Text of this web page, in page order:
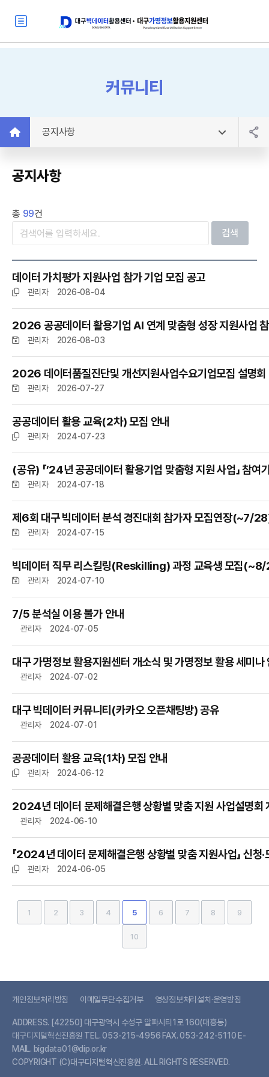
커뮤니티
공지사항
공지사항
총 99건
검색
데이터 가치평가 지원사업 참가 기업 모집 공고
관리자 2026-08-04
2026 공공데이터 활용기업 AI 연계 맞춤형 성장 지원사업
관리자 2026-08-03
2026 데이터품질진단및 개선지원사업수요기업모집 설명회
관리자 2026-07-27
공공데이터 활용 교육(2차) 모집 안내
관리자 2024-07-23
(공유) 「’24년 공공데이터 활용기업 맞춤형 지원 사업」 참여
관리자 2024-07-18
제6회 대구 빅데이터 분석 경진대회 참가자 모집연장(~7/
관리자 2024-07-15
빅데이터 직무 리스킬링(Reskilling) 과정 교육생 모집
관리자 2024-07-10
7/5 분석실 이용 불가 안내
관리자 2024-07-05
대구 가명정보 활용지원센터 개소식 및 가명정보 활용 세미나
관리자 2024-07-02
대구 빅데이터 커뮤니티(카카오 오픈채팅방) 공유
관리자 2024-07-01
공공데이터 활용 교육(1차) 모집 안내
관리자 2024-06-12
2024년 데이터 문제해결은행 상황별 맞춤 지원 사업설명회
관리자 2024-06-10
「2024년 데이터 문제해결은행 상황별 맞춤 지원사업」 신청·
관리자 2024-06-05
1 2 3 4 5 6 7 8 9
10
개인정보처리방침 이메일무단수집거부 영상정보처리설치·운영방침
ADDRESS. [42250] 대구광역시 수성구 알파시티1로 160(대흥동)
대구디지털혁신진흥원 TEL.053-215-4956 FAX.053-242-5110 E-
MAIL. bigdata01@dip.or.kr
COPYRIGHT (C)대구디지털혁신진흥원. ALL RIGHTS RESERVED.